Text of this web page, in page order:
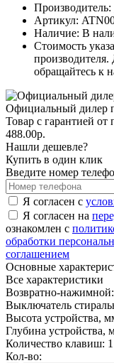
Производитель:
Артикул:
Наличие: В
Стоимость
обращайтесь к
Официальный дилер
Товар с гарантией от
488.00р.
Нашли дешевле?
Купить в один клик
Введите номер
Я согласен с
Я согласен на
ознакомлен с
обработки
соглашением
Основные
Все характеристики
Возвратно-нажимной:
Выключатель
Высота устройства,
Глубина устройства,
Количество клавиш: 1
Кол-во: